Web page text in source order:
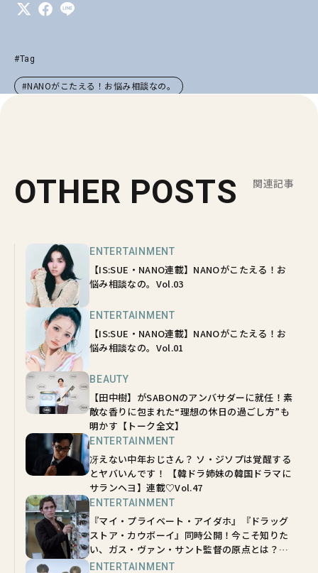
#Tag
#NANOがこたえる！お悩み相談なの。
OTHER POSTS 関連記事
ENTERTAINMENT
【IS:SUE・NANO連載】NANOがこたえる！お
悩み相談なの。Vol.03
ENTERTAINMENT
【IS:SUE・NANO連載】NANOがこたえる！お
悩み相談なの。Vol.01
BEAUTY
【田中樹】がSABONのアンバサダーに就任！素
敵な香りに包まれた“理想の休日の過ごし方”も
明かす【トーク全文】
ENTERTAINMENT
冴えない中年おじさん？ ソ・ジソプは覚醒する
とヤバいんです！ 【韓ドラ姉妹の韓国ドラマに
サランヘヨ】連載♡Vol.47
ENTERTAINMENT
『マイ・プライベート・アイダホ』『ドラッグ
ストア・カウボーイ』同時公開！今こそ知りた
い、ガス・ヴァン・サント監督の原点とは？
【sweetムービーインタビュー】
ENTERTAINMENT